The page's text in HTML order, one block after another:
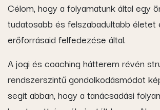
Célom, hogy a folyamatunk által egy
tudatosabb és felszabadultabb életet
erőforrásaid felfedezése által.
A jogi és coaching hátterem révén
rendszerszintű gondolkodásmódot
segít abban, hogy a tanácsadási